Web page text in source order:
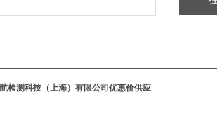
航检测科技（上海）有限公司优惠价供应